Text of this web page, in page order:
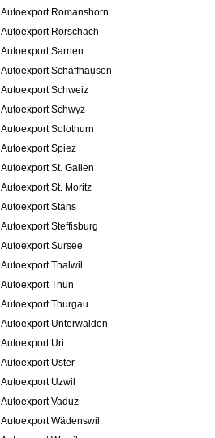
Autoexport Romanshorn
Autoexport Rorschach
Autoexport Sarnen
Autoexport Schaffhausen
Autoexport Schweiz
Autoexport Schwyz
Autoexport Solothurn
Autoexport Spiez
Autoexport St. Gallen
Autoexport St. Moritz
Autoexport Stans
Autoexport Steffisburg
Autoexport Sursee
Autoexport Thalwil
Autoexport Thun
Autoexport Thurgau
Autoexport Unterwalden
Autoexport Uri
Autoexport Uster
Autoexport Uzwil
Autoexport Vaduz
Autoexport Wädenswil